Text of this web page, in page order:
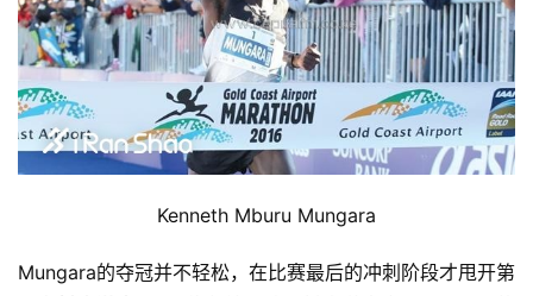
Kenneth Mburu Mungara
Mungara的夺冠并不轻松，在比赛最后的冲刺阶段才甩开第